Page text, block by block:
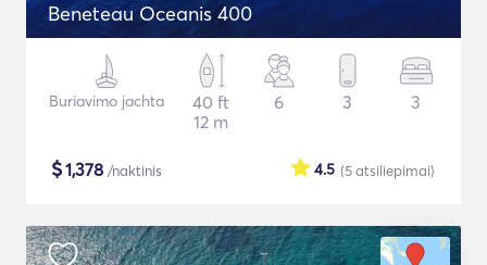
Beneteau Oceanis 400
Buriavimo jachta
40 ft
12 m
6 3 3
$1,378 /naktinis (5atsiliepimai)
4.5